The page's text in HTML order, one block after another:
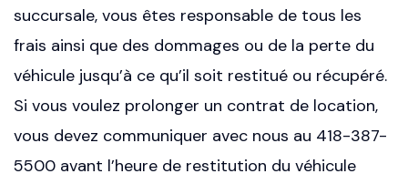
succursale, vous êtes responsable de tous les
frais ainsi que des dommages ou de la perte du
véhicule jusqu’à ce qu’il soit restitué ou récupéré.
Si vous voulez prolonger un contrat de location,
vous devez communiquer avec nous au 418-387-
5500 avant l’heure de restitution du véhicule